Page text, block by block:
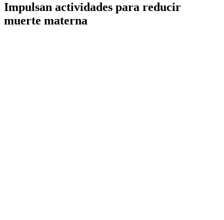
Impulsan actividades para reducir
muerte materna